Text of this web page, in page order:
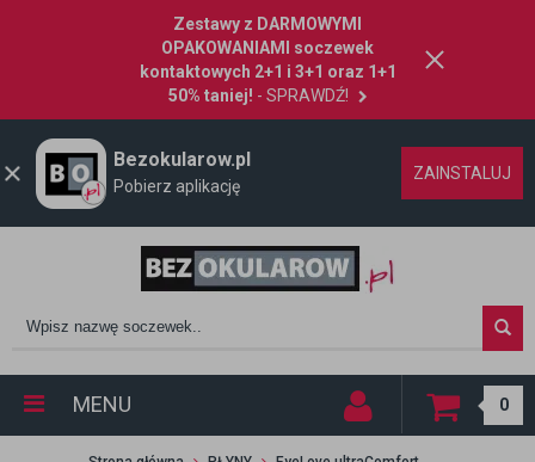
Zestawy z DARMOWYMI
OPAKOWANIAMI soczewek
kontaktowych 2+1 i 3+1 oraz 1+1
50% taniej! - SPRAWDŹ!
Bezokularow.pl
Pobierz aplikację
ZAINSTALUJ
MENU 0